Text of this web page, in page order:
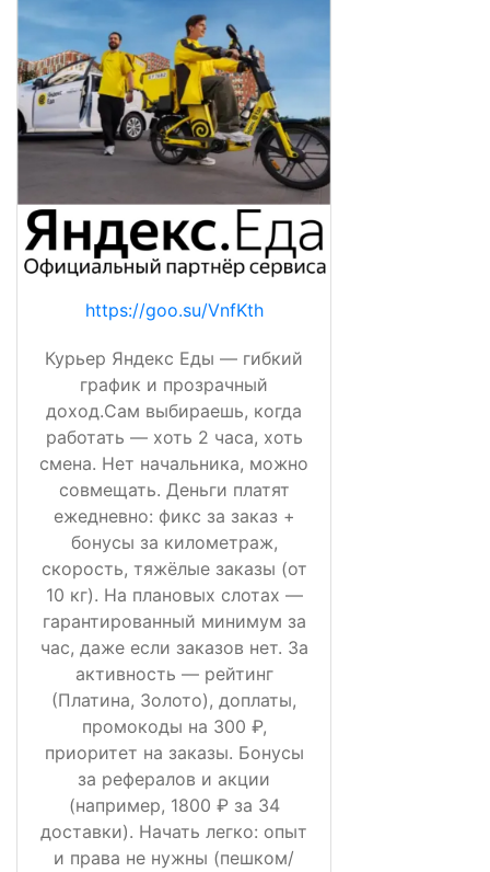
https://goo.su/VnfKth
Курьер Яндекс Еды — гибкий
график и прозрачный
доход.Сам выбираешь, когда
работать — хоть 2 часа, хоть
смена. Нет начальника, можно
совмещать. Деньги платят
ежедневно: фикс за заказ +
бонусы за километраж,
скорость, тяжёлые заказы (от
10 кг). На плановых слотах —
гарантированный минимум за
час, даже если заказов нет. За
активность — рейтинг
(Платина, Золото), доплаты,
промокоды на 300 ₽,
приоритет на заказы. Бонусы
за рефералов и акции
(например, 1800 ₽ за 34
доставки). Начать легко: опыт
и права не нужны (пешком/